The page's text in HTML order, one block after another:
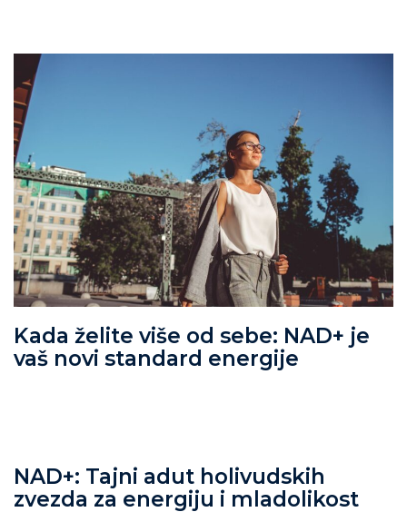
Kada želite više od sebe: NAD+ je
vaš novi standard energije
NAD+: Tajni adut holivudskih
zvezda za energiju i mladolikost